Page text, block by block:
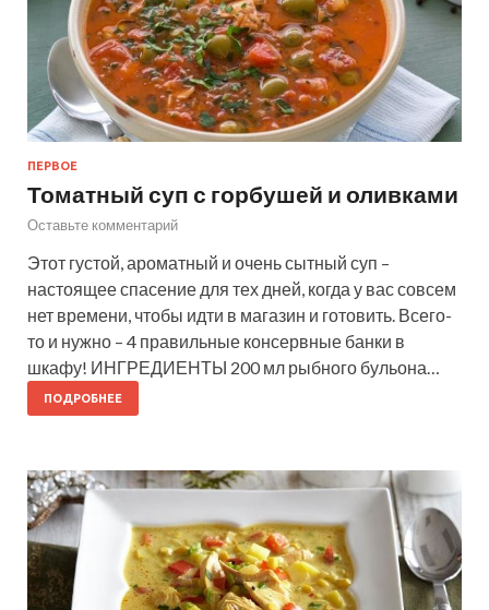
ПЕРВОЕ
Томатный суп с горбушей и оливками
Оставьте комментарий
Этот густой, ароматный и очень сытный суп –
настоящее спасение для тех дней, когда у вас совсем
нет времени, чтобы идти в магазин и готовить. Всего-
то и нужно – 4 правильные консервные банки в
шкафу! ИНГРЕДИЕНТЫ 200 мл рыбного бульона…
ПОДРОБНЕЕ